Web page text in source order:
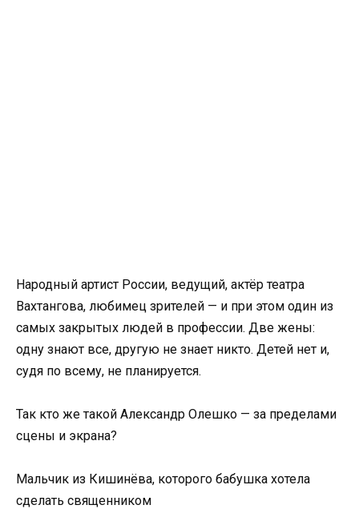
Народный артист России, ведущий, актёр театра
Вахтангова, любимец зрителей — и при этом один из
самых закрытых людей в профессии. Две жены:
одну знают все, другую не знает никто. Детей нет и,
судя по всему, не планируется.
Так кто же такой Александр Олешко — за пределами
сцены и экрана?
Мальчик из Кишинёва, которого бабушка хотела
сделать священником